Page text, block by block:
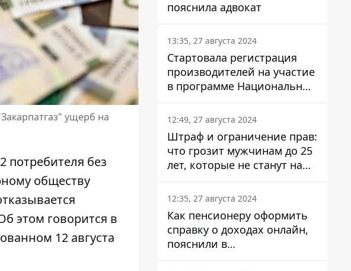
ущерб на
потребителя без
обществу
этом говорится в
12 августа
пояснила адвокат
13:35, 27 августа 2024
Стартовала регистрация
производителей на участие
в программе Национальный
кэшбек: как это сделать
через портал Дія
12:49, 27 августа 2024
Штраф и ограничение прав:
что грозит мужчинам до 25
лет, которые не станут на
военный учет
12:35, 27 августа 2024
Как пенсионеру оформить
справку о доходах онлайн,
пояснили в
Минсоцполитики